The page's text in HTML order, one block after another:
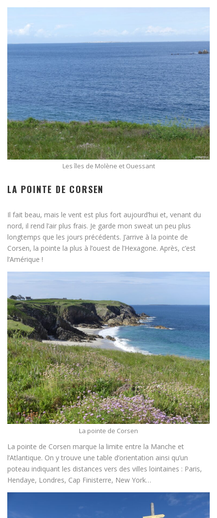
Les îles de Molène et Ouessant
LA POINTE DE CORSEN
Il fait beau, mais le vent est plus fort aujourd’hui et, venant du
nord, il rend l’air plus frais. Je garde mon sweat un peu plus
longtemps que les jours précédents. J’arrive à la pointe de
Corsen, la pointe la plus à l’ouest de l’Hexagone. Après, c’est
l’Amérique !
La pointe de Corsen
La pointe de Corsen marque la limite entre la Manche et
l’Atlantique. On y trouve une table d’orientation ainsi qu’un
poteau indiquant les distances vers des villes lointaines : Paris,
Hendaye, Londres, Cap Finisterre, New York…